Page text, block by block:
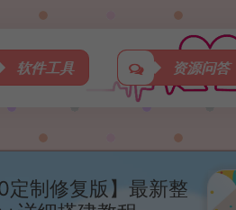
软件工具 资源问答
定制修复版】最新整